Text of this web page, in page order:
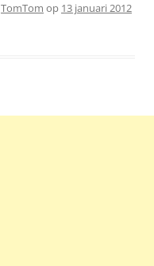
TomTom op 13 januari 2012